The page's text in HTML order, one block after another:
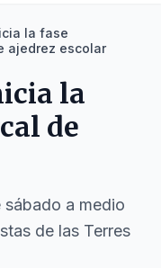
la fase
ajedrez escolar
la
de
sábado a medio
de las Terres